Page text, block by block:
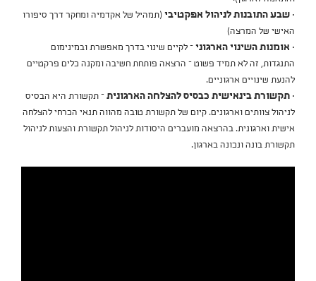
• שבע התובנות לניהול אפקטיבי(תמהיל של אקדמיה ומחקר דרך סיפורו
האישי של המרצה)
• אומנות השינוי הארגוני– לקיים שינוי בדרך מאפשרת ובמינימום
התנגדות, זה לא תמיד פשוט – הרצאה פותחת חשיבה ומקנה כלים פרקטיים
להנעת שינויים ארגוניים.
• תקשורת בינאישית כבסיס להצלחה הארגונית– תקשורת היא הבסיס
לניהול צוותים וארגונים. קיום של תקשורת טובה מהווה תנאי הכרחי להצלחה
אישית וארגונית. בהרצאה מועברים היסודות לניהול תקשורת והצעות לניהול
תקשורת בונה ונכונה בארגון.